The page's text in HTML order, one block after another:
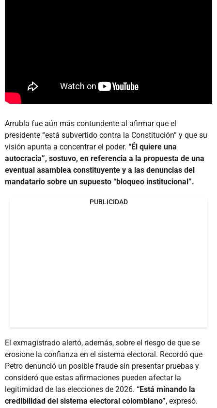
Arrubla fue aún más contundente al afirmar que el
presidente “está subvertido contra la Constitución” y que su
visión apunta a concentrar el poder. “Él quiere una
autocracia”, sostuvo, en referencia a la propuesta de una
eventual asamblea constituyente y a las denuncias del
mandatario sobre un supuesto “bloqueo institucional”.
PUBLICIDAD
El exmagistrado alertó, además, sobre el riesgo de que se
erosione la confianza en el sistema electoral. Recordó que
Petro denunció un posible fraude sin presentar pruebas y
consideró que estas afirmaciones pueden afectar la
legitimidad de las elecciones de 2026. “Está minando la
credibilidad del sistema electoral colombiano”, expresó.